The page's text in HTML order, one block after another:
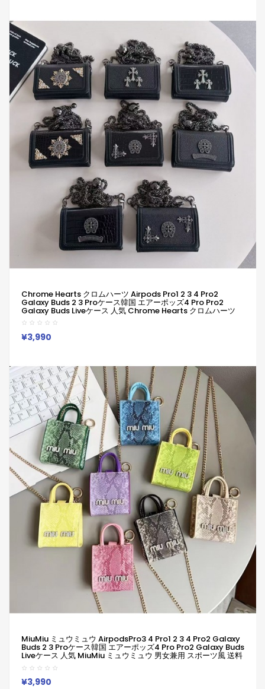
Chrome Hearts クロムハーツ Airpods Pro1 2 3 4 Pro2
Galaxy Buds 2 3 Proケース韓国 エアーポッズ4 Pro Pro2
Galaxy Buds Liveケース 人気 Chrome Hearts クロムハーツ
男女兼用 スポーツ風 送料無料 激安 ファッション Chrome
Hearts クロムハーツ ブランドairpods4 3/2/1 Pro2 Galaxy
Buds 3 Pro 2ケースメンズ レデイーズ
¥3,990
MiuMiu ミュウミュウ AirpodsPro3 4 Pro1 2 3 4 Pro2 Galaxy
Buds 2 3 Proケース韓国 エアーポッズ4 Pro Pro2 Galaxy Buds
Liveケース 人気 MiuMiu ミュウミュウ 男女兼用 スポーツ風 送料
無料 激安 ファッション MiuMiu ミュウミュウ ブランド
Airpods4 3/2/1 Pro2 Galaxy Buds 3 Pro 2ケースメンズ レデ
イーズ
¥3,990